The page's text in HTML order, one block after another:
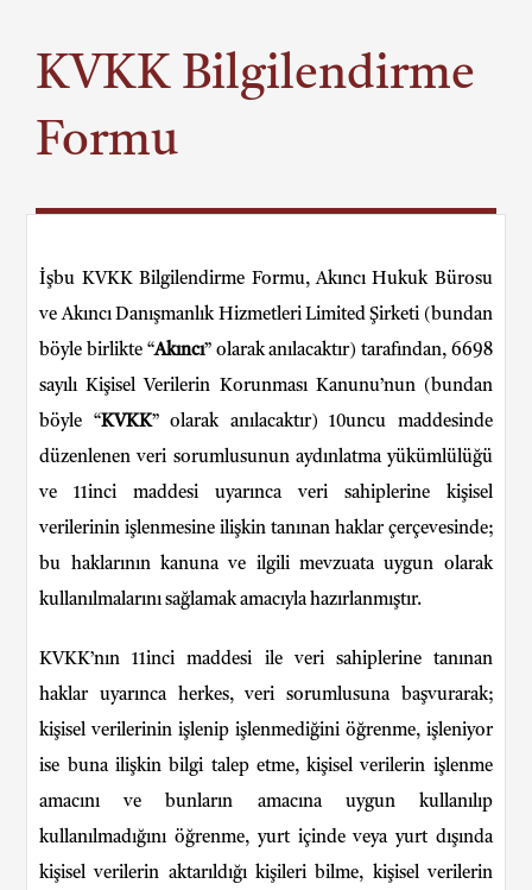
KVKK Bilgilendirme
Formu
İşbu KVKK Bilgilendirme Formu, Akıncı Hukuk Bürosu
ve Akıncı Danışmanlık Hizmetleri Limited Şirketi (bundan
böyle birlikte “Akıncı” olarak anılacaktır) tarafından, 6698
sayılı Kişisel Verilerin Korunması Kanunu’nun (bundan
böyle “KVKK” olarak anılacaktır) 10uncu maddesinde
düzenlenen veri sorumlusunun aydınlatma yükümlülüğü
ve 11inci maddesi uyarınca veri sahiplerine kişisel
verilerinin işlenmesine ilişkin tanınan haklar çerçevesinde;
bu haklarının kanuna ve ilgili mevzuata uygun olarak
kullanılmalarını sağlamak amacıyla hazırlanmıştır.
KVKK’nın 11inci maddesi ile veri sahiplerine tanınan
haklar uyarınca herkes, veri sorumlusuna başvurarak;
kişisel verilerinin işlenip işlenmediğini öğrenme, işleniyor
ise buna ilişkin bilgi talep etme, kişisel verilerin işlenme
amacını ve bunların amacına uygun kullanılıp
kullanılmadığını öğrenme, yurt içinde veya yurt dışında
kişisel verilerin aktarıldığı kişileri bilme, kişisel verilerin